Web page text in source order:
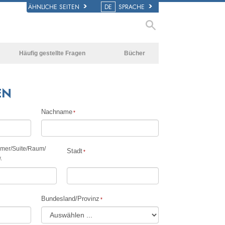
ÄHNLICHE SEITEN DE SPRACHE
Häufig gestellte Fragen
Innerhalb einer Scientology Kirche
Die Organisation der Scientology
Bücher
Einführungsvorträge
Nachname
/Suite/Raum/
Stadt
Bundesland/Provinz